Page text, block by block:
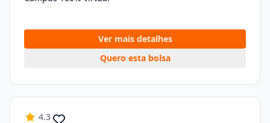
Ver mais detalhes
Quero esta bolsa
4.3